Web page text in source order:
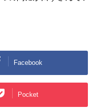
Facebook
Pocket